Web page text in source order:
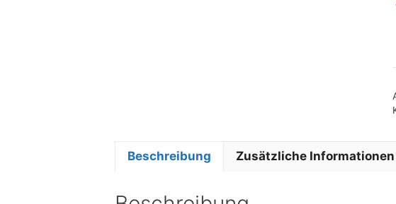
Beschreibung Zusätzliche Informationen